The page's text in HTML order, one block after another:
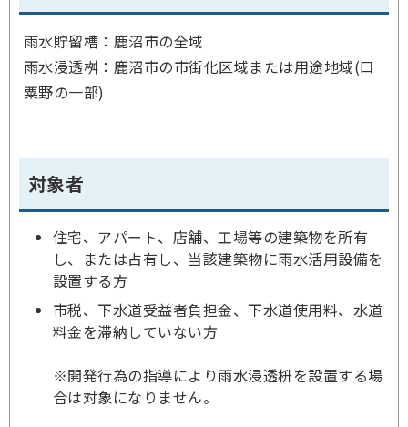
雨水貯留槽：鹿沼市の全域
雨水浸透桝：鹿沼市の市街化区域または用途地域(口
粟野の一部)
対象者
住宅、アパート、店舗、工場等の建築物を所有
し、または占有し、当該建築物に雨水活用設備を
設置する方
市税、下水道受益者負担金、下水道使用料、水道
料金を滞納していない方
※開発行為の指導により雨水浸透枡を設置する場
合は対象になりません。